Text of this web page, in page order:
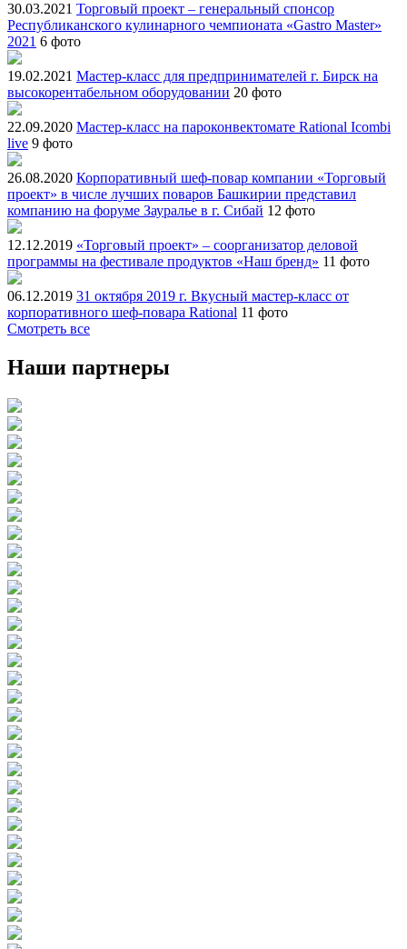
30.03.2021 Торговый проект – генеральный спонсор
Республиканского кулинарного чемпионата «Gastro Master»
2021 6 фото
19.02.2021 Мастер-класс для предпринимателей г. Бирск на
высокорентабельном оборудовании 20 фото
22.09.2020 Мастер-класс на пароконвектомате Rational Icombi
live 9 фото
26.08.2020 Корпоративный шеф-повар компании «Торговый
проект» в числе лучших поваров Башкирии представил
компанию на форуме Зауралье в г. Сибай 12 фото
12.12.2019 «Торговый проект» – соорганизатор деловой
программы на фестивале продуктов «Наш бренд» 11 фото
06.12.2019 31 октября 2019 г. Вкусный мастер-класс от
корпоративного шеф-повара Rational 11 фото
Смотреть все
Наши партнеры